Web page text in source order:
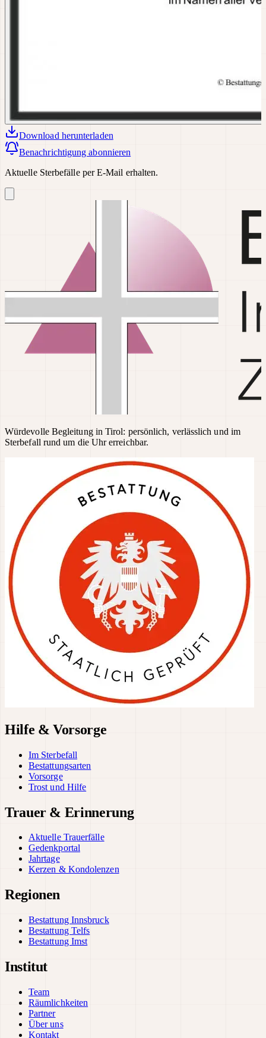
Download herunterladen
Benachrichtigung abonnieren
Aktuelle Sterbefälle per E-Mail erhalten.
Würdevolle Begleitung in Tirol: persönlich, verlässlich und im
Sterbefall rund um die Uhr erreichbar.
Hilfe & Vorsorge
Im Sterbefall
Bestattungsarten
Vorsorge
Trost und Hilfe
Trauer & Erinnerung
Aktuelle Trauerfälle
Gedenkportal
Jahrtage
Kerzen & Kondolenzen
Regionen
Bestattung Innsbruck
Bestattung Telfs
Bestattung Imst
Institut
Team
Räumlichkeiten
Partner
Über uns
Kontakt